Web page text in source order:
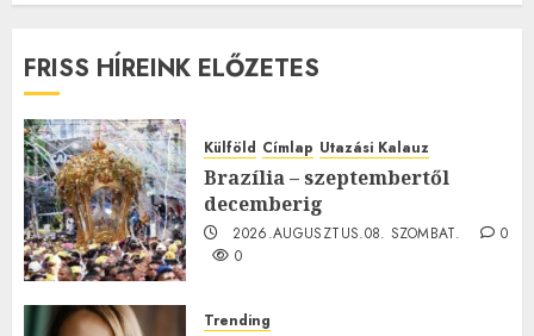
FRISS HÍREINK ELŐZETES
Külföld Címlap Utazási Kalauz
Brazília – szeptembertől
decemberig
2026.AUGUSZTUS.08. SZOMBAT.
0
0
Trending